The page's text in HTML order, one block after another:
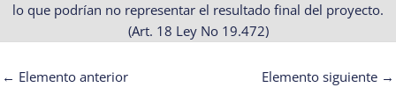
lo que podrían no representar el resultado final del proyecto.
(Art. 18 Ley No 19.472)
← Elemento anterior Elemento siguiente →